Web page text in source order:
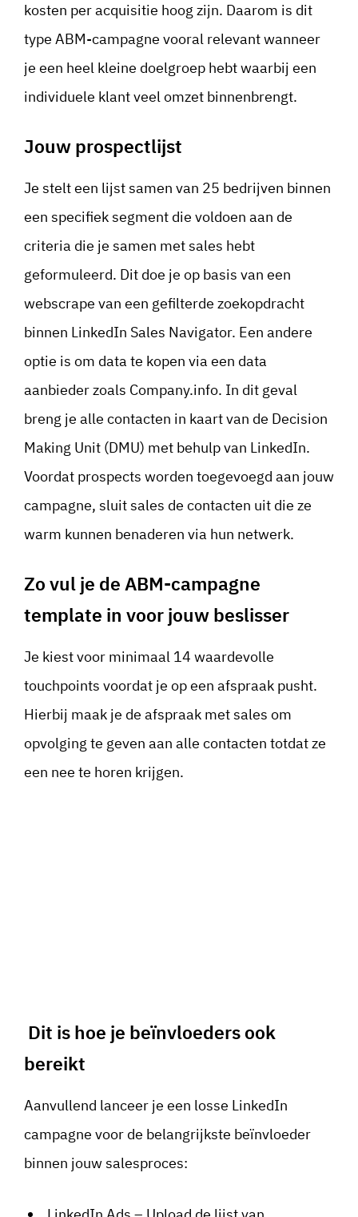
kosten per acquisitie hoog zijn. Daarom is dit
type ABM-campagne vooral relevant wanneer
je een heel kleine doelgroep hebt waarbij een
individuele klant veel omzet binnenbrengt.
Jouw prospectlijst
Je stelt een lijst samen van 25 bedrijven binnen
een specifiek segment die voldoen aan de
criteria die je samen met sales hebt
geformuleerd. Dit doe je op basis van een
webscrape van een gefilterde zoekopdracht
binnen LinkedIn Sales Navigator. Een andere
optie is om data te kopen via een data
aanbieder zoals Company.info. In dit geval
breng je alle contacten in kaart van de Decision
Making Unit (DMU) met behulp van LinkedIn.
Voordat prospects worden toegevoegd aan jouw
campagne, sluit sales de contacten uit die ze
warm kunnen benaderen via hun netwerk.
Zo vul je de ABM-campagne
template in voor jouw beslisser
Je kiest voor minimaal 14 waardevolle
touchpoints voordat je op een afspraak pusht.
Hierbij maak je de afspraak met sales om
opvolging te geven aan alle contacten totdat ze
een nee te horen krijgen.
Dit is hoe je beïnvloeders ook
bereikt
Aanvullend lanceer je een losse LinkedIn
campagne voor de belangrijkste beïnvloeder
binnen jouw salesproces: